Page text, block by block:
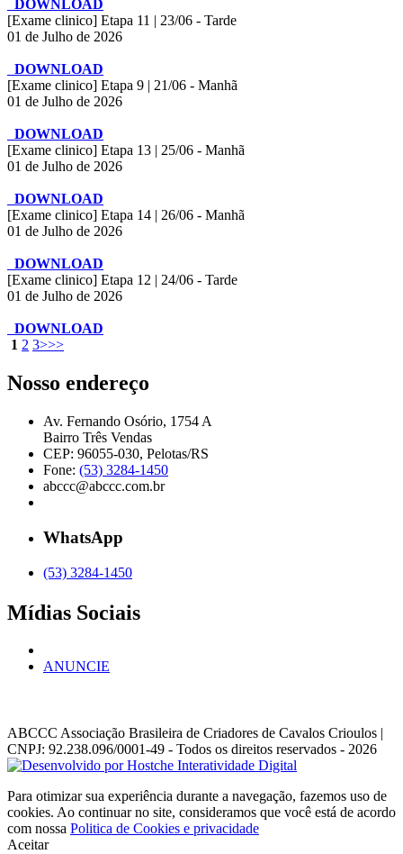
DOWNLOAD
[Exame clinico] Etapa 11 | 23/06 - Tarde
01 de Julho de 2026
DOWNLOAD
[Exame clinico] Etapa 9 | 21/06 - Manhã
01 de Julho de 2026
DOWNLOAD
[Exame clinico] Etapa 13 | 25/06 - Manhã
01 de Julho de 2026
DOWNLOAD
[Exame clinico] Etapa 14 | 26/06 - Manhã
01 de Julho de 2026
DOWNLOAD
[Exame clinico] Etapa 12 | 24/06 - Tarde
01 de Julho de 2026
DOWNLOAD
1 2 3>>>
Nosso endereço
Av. Fernando Osório, 1754 A
Bairro Três Vendas
CEP: 96055-030, Pelotas/RS
Fone: (53) 3284-1450
abccc@abccc.com.br
WhatsApp
(53) 3284-1450
Mídias Sociais
ANUNCIE
ABCCC Associação Brasileira de Criadores de Cavalos Crioulos |
CNPJ: 92.238.096/0001-49 - Todos os direitos reservados - 2026
Para otimizar sua experiência durante a navegação, fazemos uso de
cookies. Ao continuar no site, consideramos que você está de acordo
com nossa Politica de Cookies e privacidade
Aceitar